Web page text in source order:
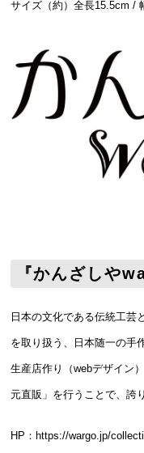
サイズ（約）全長15.5cm /
『かんざしや
日本の文化である伝統工芸
を取り扱う、日本随一の手
生産店作り（webデザイン
元直販」を行うことで、誇
HP： https://wargo.jp/